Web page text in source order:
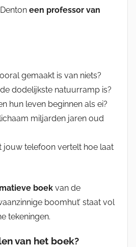
een professor van
gemaakt is van niets?
dodelijkste natuurramp is?
hun leven beginnen als ei?
miljarden jaren oud
jouw telefoon vertelt hoe laat
boek van de
boomhut’ staat vol
tekeningen.
van het boek?